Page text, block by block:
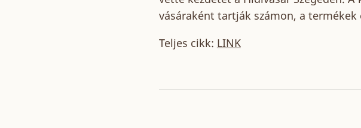
vásáraként tartják számon, a
Teljes cikk: LINK